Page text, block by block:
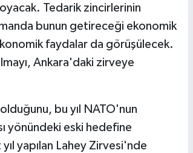
Tedarik zincirlerinin
bunun getireceği ekonomik
faydalar da görüşülecek.
Ankara'daki zirveye
bu yıl NATO'nun
yönündeki eski hedefine
yapılan Lahey Zirvesi'nde